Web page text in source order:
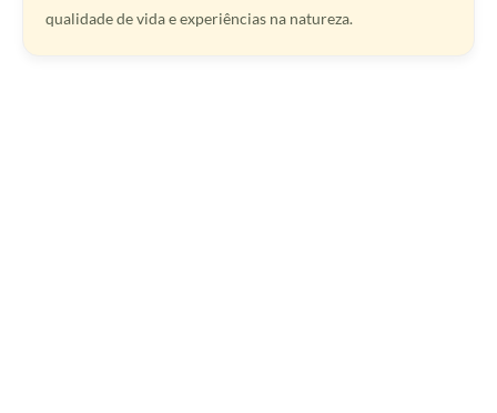
qualidade de vida e experiências na natureza.